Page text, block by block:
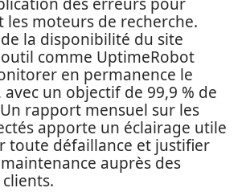
les moteurs de recherche.
la disponibilité du site
outil comme UptimeRobot
en permanence le
un objectif de 99,9 % de
rapport mensuel sur les
apporte un éclairage utile
toute défaillance et justifier
auprès des